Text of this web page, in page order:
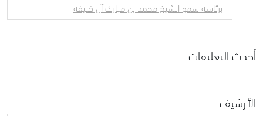
برئاسة سمو الشيخ محمد بن مبارك آل خليفة
أحدث التعليقات
الأرشيف